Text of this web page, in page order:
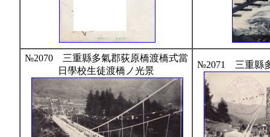
№2070 三重縣多氣郡荻原橋渡橋式當
日學校生徒渡橋ノ光景
№2071 三重縣